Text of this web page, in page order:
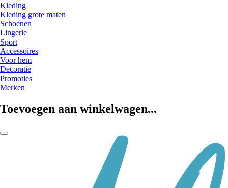
Kleding
Kleding grote maten
Schoenen
Lingerie
Sport
Accessoires
Voor hem
Decoratie
Promoties
Merken
Toevoegen aan winkelwagen...